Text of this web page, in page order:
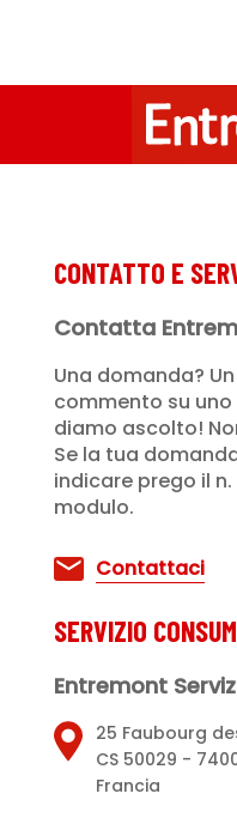
CONTATTO E
Contatta
Una domanda?
commento su
diamo ascolto!
Se la tua
indicare prego il
modulo.
Contattaci
SERVIZIO
Entremont
25 Faubourg
CS 50029 -
Francia